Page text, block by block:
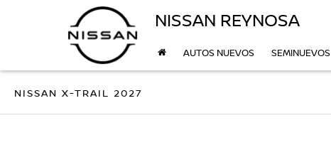
NISSAN REYNOSA
AUTOS NUEVOS SEMINUEVOS
NISSAN X-TRAIL 2027